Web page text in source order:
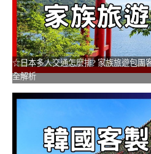
☆日本多人交通怎麼排? 家族旅遊包團
全解析